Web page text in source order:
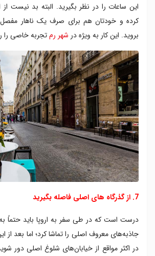
این ساعات را در نظر بگیرید. البته بد نیست
کرده و خودتان هم برای صرف یک ناهار مفصل
بروید. این کار به ویژه در شهر رمتجربه خاصی را
7. از گذرگاه‌ های اصلی فاصله بگیرید
درست است که در طی سفر به اروپا باید حتماً
جاذبه‌های معروف اصلی را تماشا کرد؛ اما بعد از
در اکثر مواقع از خیابان‌های شلوغ اصلی دور